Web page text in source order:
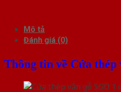
Mô tả
Đánh giá (0)
Thông tin về Cửa thép